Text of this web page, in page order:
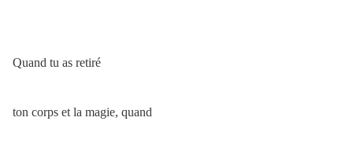
Quand tu as retiré
ton corps et la magie, quand